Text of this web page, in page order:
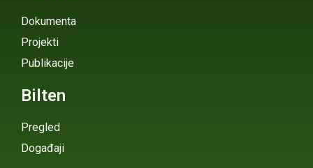
Dokumenta
Projekti
Publikacije
Bilten
Pregled
Događaji